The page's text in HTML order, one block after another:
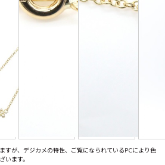
すが、デジカメの特性、ご覧になられているPCにより色
います。